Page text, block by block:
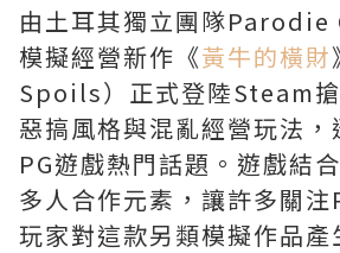
由土耳其獨立團隊Parodie
模擬經營新作《黃牛的橫財
Spoils）正式登陸Steam
惡搞風格與混亂經營玩法，
PG遊戲熱門話題。遊戲結
多人合作元素，讓許多關注
玩家對這款另類模擬作品產